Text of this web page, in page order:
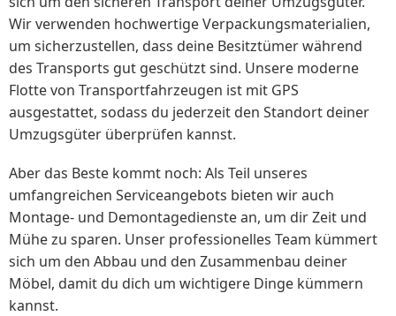
Wir verwenden hochwertige Verpackungsmaterialien,
um sicherzustellen, dass deine Besitztümer während
des Transports gut geschützt sind. Unsere moderne
Flotte von Transportfahrzeugen ist mit GPS
ausgestattet, sodass du jederzeit den Standort deiner
Umzugsgüter überprüfen kannst.
Aber das Beste kommt noch: Als Teil unseres
umfangreichen Serviceangebots bieten wir auch
Montage- und Demontagedienste an, um dir Zeit und
Mühe zu sparen. Unser professionelles Team kümmert
sich um den Abbau und den Zusammenbau deiner
Möbel, damit du dich um wichtigere Dinge kümmern
kannst.